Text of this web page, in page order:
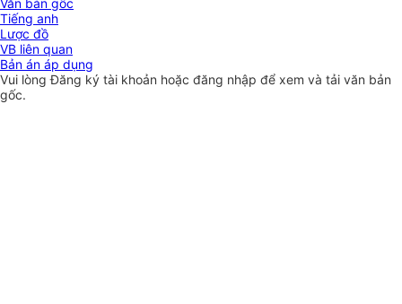
Văn bản gốc
Tiếng anh
Lược đồ
VB liên quan
Bản án áp dụng
Vui lòngĐăng ký tài khoản hoặc đăng nhập để xem và tải văn bản
gốc.